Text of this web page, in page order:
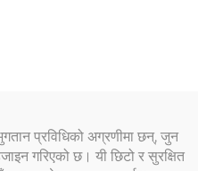
प्रविधिको अग्रणीमा छन्, जुन
गरिएको छ। यी छिटो र सुरक्षित